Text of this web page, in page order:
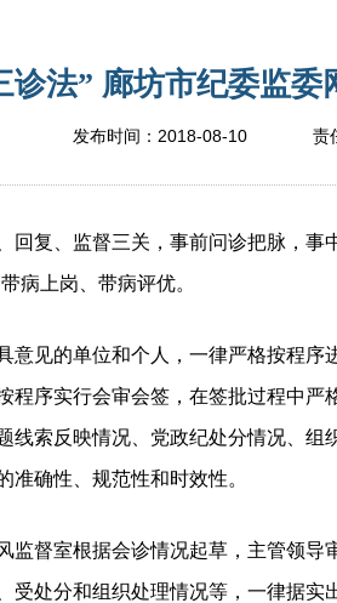
法” 廊坊市纪委监委
发布时间： 2018-08-10 责
复、监督三关，事前问诊把脉，事
病上岗、带病评优。
意见的单位和个人，一律严格按程序
程序实行会审会签，在签批过程中严
线索反映情况、党政纪处分情况、组
确性、规范性和时效性。
监督室根据会诊情况起草，主管领导
受处分和组织处理情况等，一律据实